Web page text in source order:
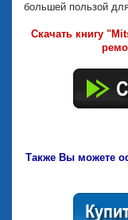
большей пользой
Скачать книгу
Также Вы можете